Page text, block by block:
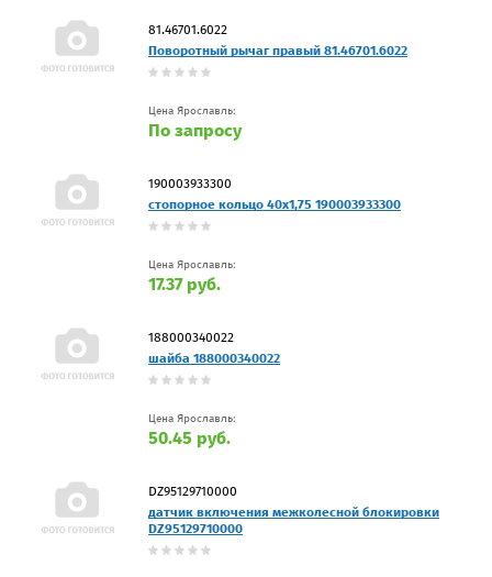
81.46701.6022
Поворотный рычаг правый 81.46701.6022
Цена Ярославль:
По запросу
190003933300
стопорное кольцо 40x1,75 190003933300
Цена Ярославль:
17.37 руб.
188000340022
шайба 188000340022
Цена Ярославль:
50.45 руб.
DZ95129710000
датчик включения межколесной блокировки
DZ95129710000